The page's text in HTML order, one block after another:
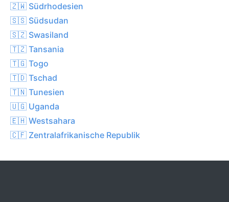
🇿🇼 Südrhodesien
🇸🇸 Südsudan
🇸🇿 Swasiland
🇹🇿 Tansania
🇹🇬 Togo
🇹🇩 Tschad
🇹🇳 Tunesien
🇺🇬 Uganda
🇪🇭 Westsahara
🇨🇫 Zentralafrikanische Republik